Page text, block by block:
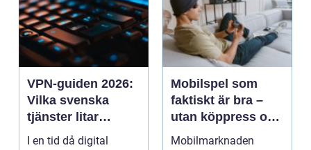
VPN-guiden 2026:
Vilka svenska
tjänster litar
experterna på?
I en tid då digital
Mobilspel som
faktiskt är bra –
utan köppress och
reklam
Mobilmarknaden